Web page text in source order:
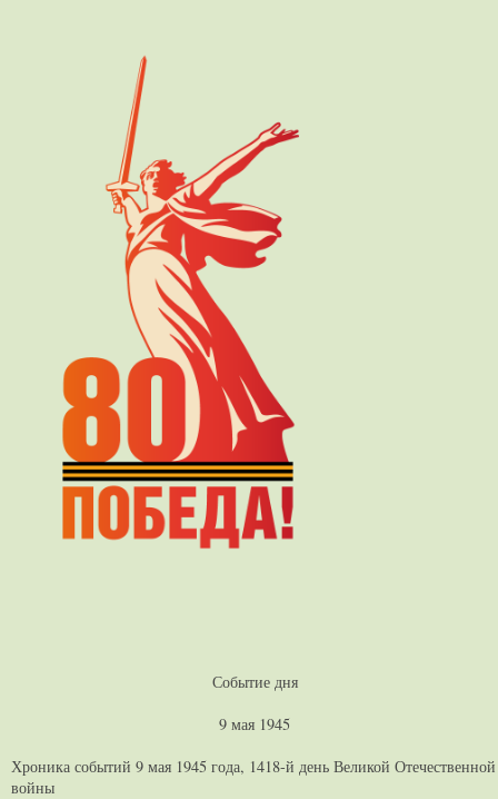
Событие дня
9 мая 1945
Хроника событий 9 мая 1945 года, 1418-й день Великой Отечественной
войны